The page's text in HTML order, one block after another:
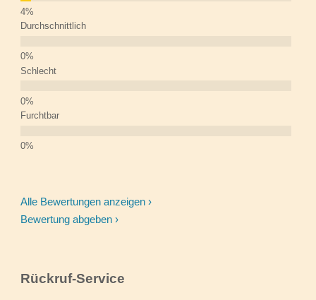
Durchschnittlich
Schlecht
Furchtbar
Alle Bewertungen anzeigen ›
Bewertung abgeben ›
Rückruf-Service